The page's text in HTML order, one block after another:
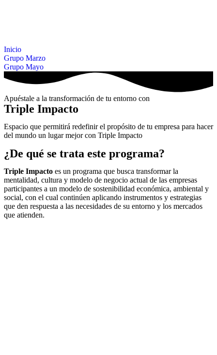
Inicio
Grupo Marzo
Grupo Mayo
Apuéstale a la transformación de tu entorno con
Triple Impacto
Espacio que permitirá redefinir el propósito de tu empresa para hacer
del mundo un lugar mejor con Triple Impacto
¿De qué se trata este programa?
Triple Impacto es un programa que busca transformar la
mentalidad, cultura y modelo de negocio actual de las empresas
participantes a un modelo de sostenibilidad económica, ambiental y
social, con el cual continúen aplicando instrumentos y estrategias
que den respuesta a las necesidades de su entorno y los mercados
que atienden.